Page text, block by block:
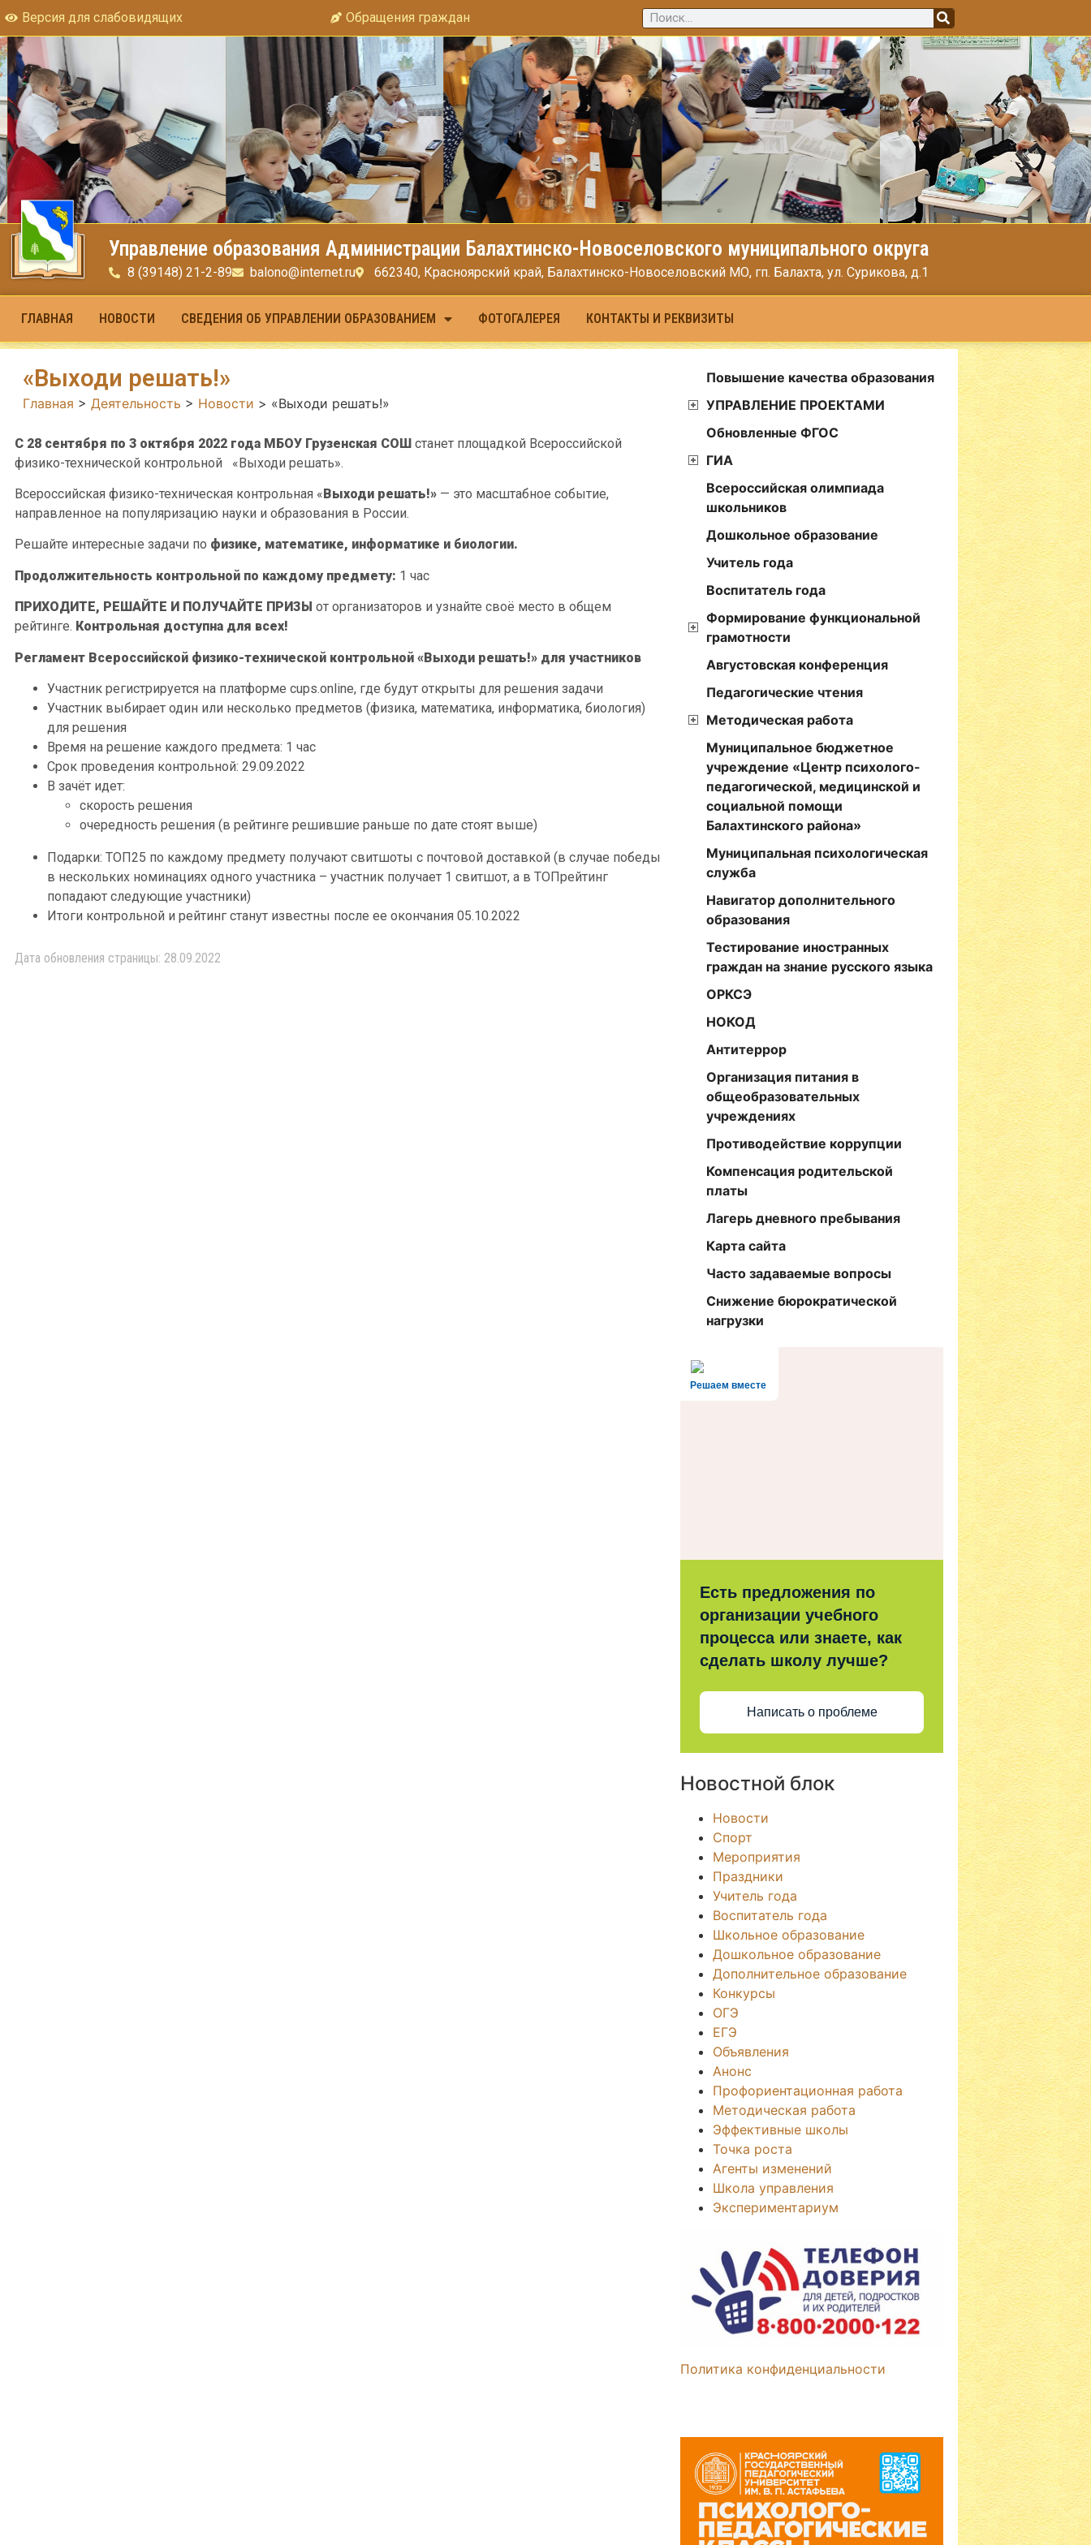
Версия для слабовидящих Обращения граждан
Управление образования Администрации Балахтинско-Новоселовского муниципального округа
8 (39148) 21-2-89 balono@internet.ru 662340, Красноярский край, Балахтинско-Новоселовский МО, гп. Балахта, ул. Сурикова, д.1
ГЛАВНАЯ НОВОСТИ СВЕДЕНИЯ ОБ УПРАВЛЕНИИ ОБРАЗОВАНИЕМ ФОТОГАЛЕРЕЯ КОНТАКТЫ И РЕКВИЗИТЫ
«Выходи решать!»
Главная > Деятельность > Новости > «Выходи решать!»
C 28 сентября по 3 октября 2022 года МБОУ Грузенская СОШ станет площадкой Всероссийской
физико-технической контрольной «Выходи решать».
Всероссийская физико-техническая контрольная «Выходи решать!» — это масштабное событие,
направленное на популяризацию науки и образования в России.
Решайте интересные задачи по физике, математике, информатике и биологии.
Продолжительность контрольной по каждому предмету: 1 час
ПРИХОДИТЕ, РЕШАЙТЕ И ПОЛУЧАЙТЕ ПРИЗЫ от организаторов и узнайте своё место в общем
рейтинге. Контрольная доступна для всех!
Регламент Всероссийской физико-технической контрольной «Выходи решать!» для участников
Участник регистрируется на платформе cups.online, где будут открыты для решения задачи
Участник выбирает один или несколько предметов (физика, математика, информатика, биология)
для решения
Время на решение каждого предмета: 1 час
Срок проведения контрольной: 29.09.2022
В зачёт идет:
скорость решения
очередность решения (в рейтинге решившие раньше по дате стоят выше)
Подарки: ТОП25 по каждому предмету получают свитшоты с почтовой доставкой (в случае победы
в нескольких номинациях одного участника – участник получает 1 свитшот, а в ТОПрейтинг
попадают следующие участники)
Итоги контрольной и рейтинг станут известны после ее окончания 05.10.2022
Дата обновления страницы: 28.09.2022
Повышение качества образования
УПРАВЛЕНИЕ ПРОЕКТАМИ
Обновленные ФГОС
ГИА
Всероссийская олимпиада
школьников
Дошкольное образование
Учитель года
Воспитатель года
Формирование функциональной
грамотности
Августовская конференция
Педагогические чтения
Методическая работа
Муниципальное бюджетное
учреждение «Центр психолого-
педагогической, медицинской и
социальной помощи
Балахтинского района»
Муниципальная психологическая
служба
Навигатор дополнительного
образования
Тестирование иностранных
граждан на знание русского языка
ОРКСЭ
НОКОД
Антитеррор
Организация питания в
общеобразовательных
учреждениях
Противодействие коррупции
Компенсация родительской
платы
Лагерь дневного пребывания
Карта сайта
Часто задаваемые вопросы
Снижение бюрократической
нагрузки
Решаем вместе
Есть предложения по
организации учебного
процесса или знаете, как
сделать школу лучше?
Написать о проблеме
Новостной блок
Новости
Спорт
Мероприятия
Праздники
Учитель года
Воспитатель года
Школьное образование
Дошкольное образование
Дополнительное образование
Конкурсы
ОГЭ
ЕГЭ
Объявления
Анонс
Профориентационная работа
Методическая работа
Эффективные школы
Точка роста
Агенты изменений
Школа управления
Экспериментариум
Политика конфиденциальности